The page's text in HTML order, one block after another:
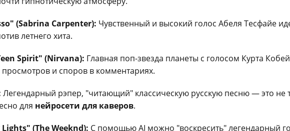
(Sabrina Carpenter): Чувственный и высокий голос Абеля Тесфайе
летнего хита.
Spirit" (Nirvana): Главная поп-звезда планеты с голосом Курта
и споров в комментариях.
Легендарный рэпер, "читающий" классическую русскую песню — это не
для нейросети для каверов.
(The Weeknd): С помощью AI можно "воскресить" легендарный